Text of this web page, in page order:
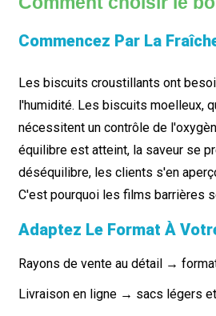
Commencez Par La
Les biscuits croustillants ont
l'humidité. Les biscuits moelleux,
nécessitent un contrôle de
équilibre est atteint, la saveur se
déséquilibre, les clients s'en
C'est pourquoi les films barrières
Adaptez Le Format À
Rayons de vente au détail →
Livraison en ligne → sacs légers